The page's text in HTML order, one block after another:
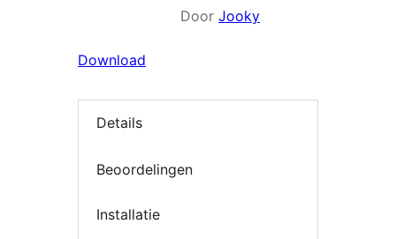
Door Jooky
Download
Details
Beoordelingen
Installatie